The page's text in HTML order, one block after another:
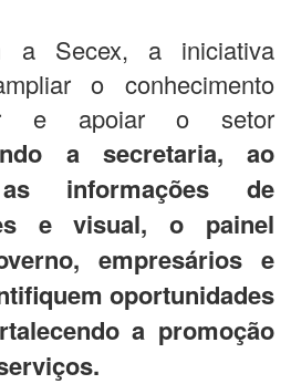
a Secex, a iniciativa
o conhecimento
e apoiar o setor
a secretaria, ao
informações de
e visual, o painel
empresários e
oportunidades
a promoção